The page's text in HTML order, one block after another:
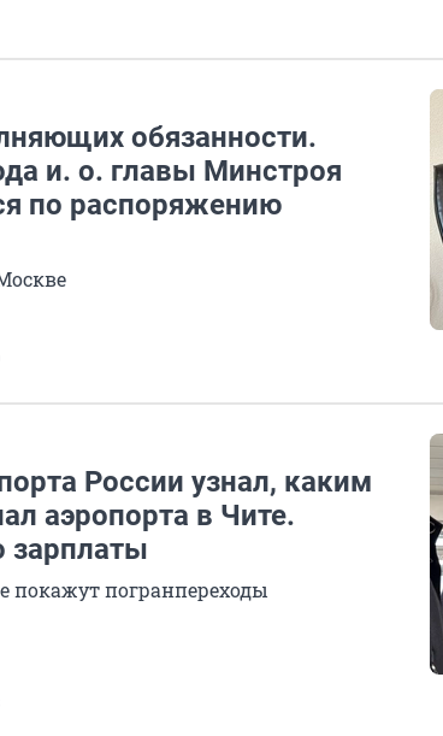
обязанности.
и. о. главы Минстроя
по распоряжению
России узнал, каким
аэропорта в Чите.
зарплаты
погранпереходы